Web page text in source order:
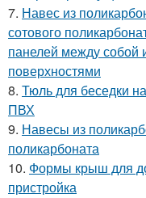
7. Навес из
сотового
панелей между
поверхностями
8. Тюль для беседки
ПВХ
9. Навесы из
поликарбоната
10. Формы крыш для
пристройка